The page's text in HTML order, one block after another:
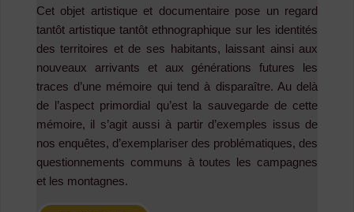
Cet objet artistique et documentaire pose un regard
tantôt artistique tantôt ethnographique sur les identités
des territoires et de ses habitants, laissant ainsi aux
nouveaux arrivants et aux générations futures les
traces d’une mémoire qui tend à disparaître. Au delà
de l’aspect primordial qu’est la sauvegarde de cette
mémoire, il s’agit aussi à partir d’exemples issus de
nos enquêtes, d’exemplariser des problématiques, des
questionnements communs à toutes les campagnes
et les montagnes.